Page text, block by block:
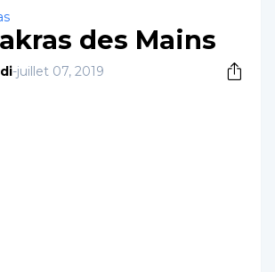
des Mains
-juillet 07, 2019